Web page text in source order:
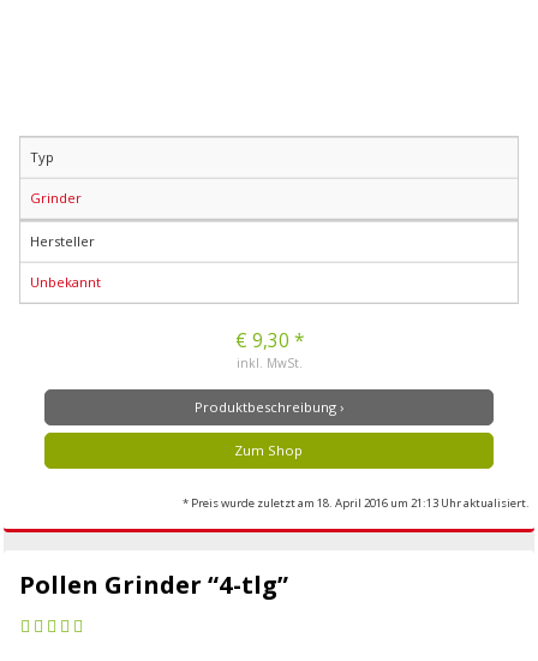
Typ
Grinder
Hersteller
Unbekannt
€ 9,30 *
inkl. MwSt.
Produktbeschreibung ›
Zum Shop
* Preis wurde zuletzt am 18. April 2016 um 21:13 Uhr aktualisiert.
Pollen Grinder “4-tlg”